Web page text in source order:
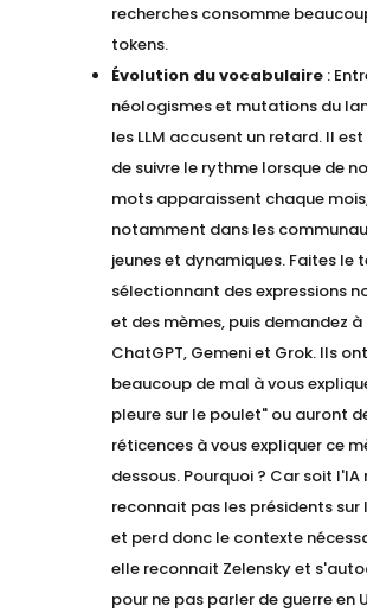
recherches consomme
tokens.
Évolution du vocabulaire:
néologismes et mutations du
les LLM accusent un retard. Il
de suivre le rythme lorsque de
mots apparaissent chaque
notamment dans les
jeunes et dynamiques. Faites le
sélectionnant des expressions
et des mèmes, puis demandez à
ChatGPT, Gemeni et Grok. Ils ont
beaucoup de mal à vous
pleure sur le poulet" ou auront
réticences à vous expliquer ce
dessous. Pourquoi ? Car soit l'IA
reconnait pas les présidents sur
et perd donc le contexte
elle reconnait Zelensky et
pour ne pas parler de guerre en